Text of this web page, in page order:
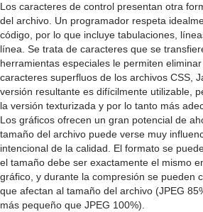
Los caracteres de control presentan otra
del archivo. Un programador respeta
código, por lo que incluye tabulaciones,
línea. Se trata de caracteres que se
herramientas especiales le permiten
caracteres superfluos de los archivos CSS,
versión resultante es difícilmente utilizable,
la versión texturizada y por lo tanto más
Los gráficos ofrecen un gran potencial de
tamaño del archivo puede verse muy
intencional de la calidad. El formato se
el tamaño debe ser exactamente el mismo
gráfico, y durante la compresión se pueden
que afectan al tamaño del archivo (JPEG
más pequeño que JPEG 100%).